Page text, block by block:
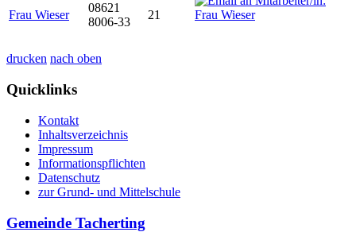
Frau Wieser
08621
8006-33
21
drucken nach oben
Quicklinks
Kontakt
Inhaltsverzeichnis
Impressum
Informationspflichten
Datenschutz
zur Grund- und Mittelschule
Gemeinde Tacherting